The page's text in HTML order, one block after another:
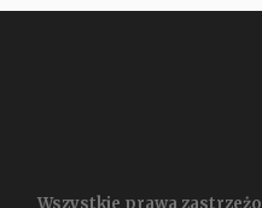
Wszystkie prawa